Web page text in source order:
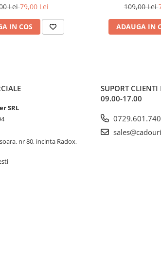
Lei79,00 Lei
IN COS
109,00 Lei
ADAUGA IN
SRL
nr 80, incinta Radox,
SUPORT CLIENTI
09.00-17.00
0729.601.740